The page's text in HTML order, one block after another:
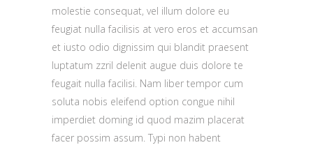
molestie consequat, vel illum dolore eu
feugiat nulla facilisis at vero eros et accumsan
et iusto odio dignissim qui blandit praesent
luptatum zzril delenit augue duis dolore te
feugait nulla facilisi. Nam liber tempor cum
soluta nobis eleifend option congue nihil
imperdiet doming id quod mazim placerat
facer possim assum. Typi non habent